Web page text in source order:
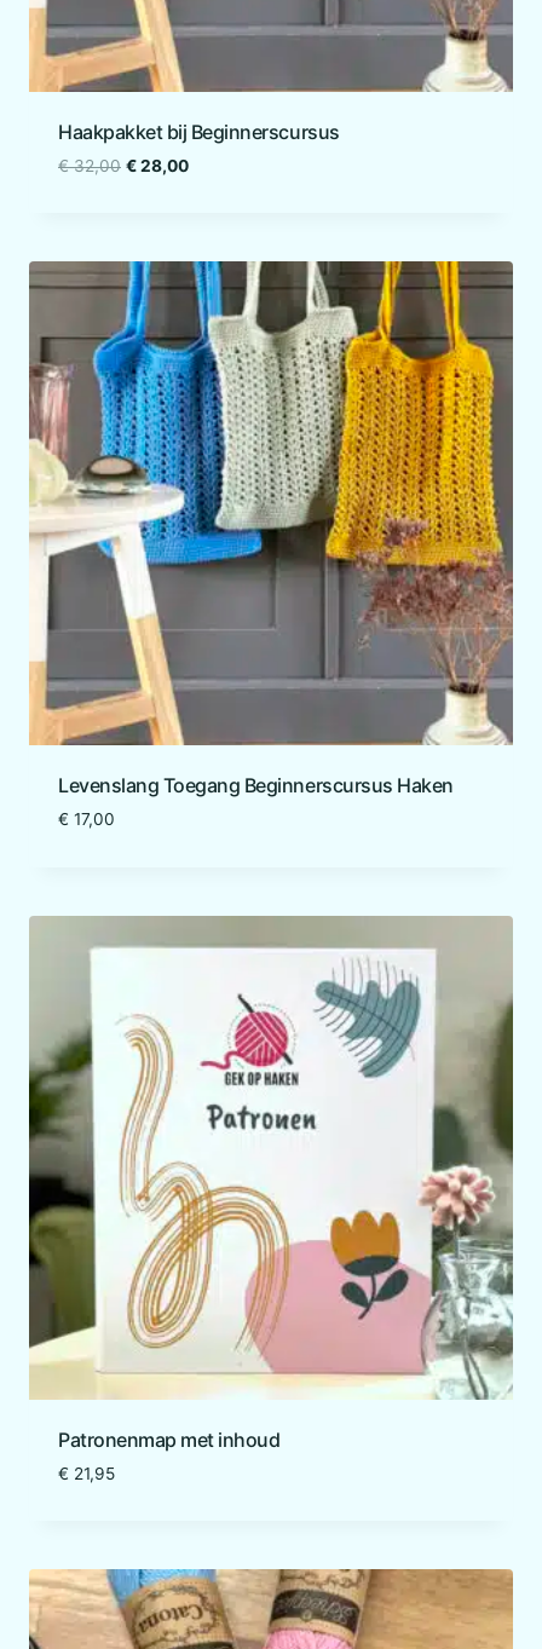
Haakpakket bij Beginnerscursus
€32,00 Oorspronkelijke
€28,00Huidige
Levenslang Toegang Beginnerscursus Haken
€ 17,00
Patronenmap met inhoud
€ 21,95